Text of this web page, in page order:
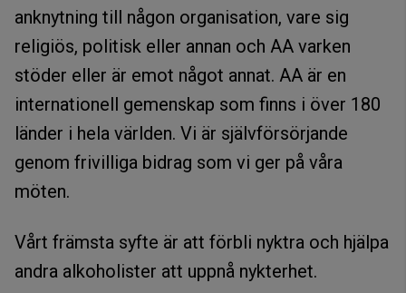
anknytning till någon organisation, vare sig
religiös, politisk eller annan och AA varken
stöder eller är emot något annat. AA är en
internationell gemenskap som finns i över 180
länder i hela världen. Vi är självförsörjande
genom frivilliga bidrag som vi ger på våra
möten.
Vårt främsta syfte är att förbli nyktra och hjälpa
andra alkoholister att uppnå nykterhet.